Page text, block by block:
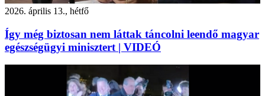
2026. április 13., hétfő
Így még biztosan nem láttak táncolni leendő magyar
egészségügyi minisztert | VIDEÓ